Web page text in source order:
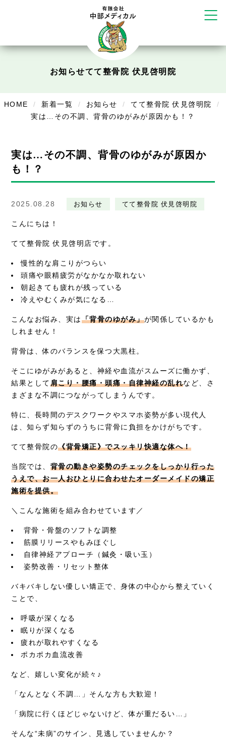
ボディコンフォート Cure
デイサービス
在宅訪問
美容
美容鍼・コルギ
症例別施術
採用情報
お知らせてて整骨院 伏見啓明院
HOME 新着一覧 お知らせ
てて整骨院 伏見啓明院
実は…その不調、背骨のゆがみが原因かも！？
実は…その不調、背骨のゆがみが原因か
も！？
2025.08.28 お知らせ てて整骨院 伏見啓明院
こんにちは！
てて整骨院 伏見啓明店です。
慢性的な肩こりがつらい
頭痛や眼精疲労がなかなか取れない
朝起きても疲れが残っている
冷えやむくみが気になる…
こんなお悩み、実は「背骨のゆがみ」が関係しているかも
しれません！
背骨は、体のバランスを保つ大黒柱。
そこにゆがみがあると、神経や血流がスムーズに働かず、
結果として肩こり・腰痛・頭痛・自律神経の乱れなど、さ
まざまな不調につながってしまうんです。
特に、長時間のデスクワークやスマホ姿勢が多い現代人
は、知らず知らずのうちに背骨に負担をかけがちです。
てて整骨院の《背骨矯正》でスッキリ快適な体へ！
当院では、 背骨の動きや姿勢のチェックをしっかり行った
うえで、お一人おひとりに合わせたオーダーメイドの矯正
施術を提供。
＼こんな施術を組み合わせています／
背骨・骨盤のソフトな調整
筋膜リリースやもみほぐし
自律神経アプローチ（鍼灸・吸い玉）
姿勢改善・リセット整体
バキバキしない優しい矯正で、身体の中心から整えていく
ことで、
呼吸が深くなる
眠りが深くなる
疲れが取れやすくなる
ポカポカ血流改善
など、嬉しい変化が続々♪
「なんとなく不調…」そんな方も大歓迎！
「病院に行くほどじゃないけど、体が重だるい…」
そんな“未病”のサイン、見逃していませんか？